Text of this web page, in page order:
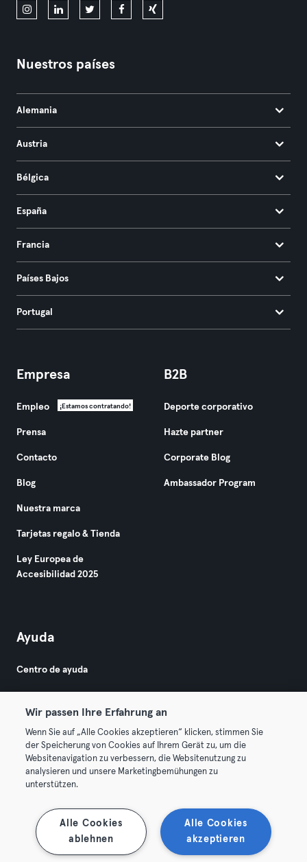
Nuestros países
Alemania
Austria
Bélgica
España
Francia
Países Bajos
Portugal
Empresa
Empleo ¡Estamos contratando!
Prensa
Contacto
Blog
Nuestra marca
Tarjetas regalo & Tienda
Ley Europea de
Accesibilidad 2025
B2B
Deporte corporativo
Hazte partner
Corporate Blog
Ambassador Program
Ayuda
Centro de ayuda
© 2026 Urban Sports Group GmbH. All rights reserved.
Términos y condiciones
Rescindir contratos aquí Desistir de contratos aquí
Wir passen Ihre Erfahrung an
Wenn Sie auf „Alle Cookies akzeptieren“ klicken, stimmen Sie
der Speicherung von Cookies auf Ihrem Gerät zu, um die
Websitenavigation zu verbessern, die Websitenutzung zu
analysieren und unsere Marketingbemühungen zu
unterstützen.
Alle Cookies
akzeptieren
Alle Cookies
ablehnen